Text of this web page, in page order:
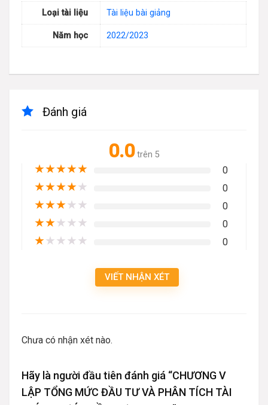
Loại tài liệu Tài liệu bài giảng
Năm học 2022/2023
Đánh giá
0.0 trên 5
★★★★★ 0
★★★★★ 0
★★★★★ 0
★★★★★ 0
★★★★★ 0
VIẾT NHẬN XÉT
Chưa có nhận xét nào.
Hãy là người đầu tiên đánh giá “CHƯƠNG V
LẬP TỔNG MỨC ĐẦU TƯ VÀ PHÂN TÍCH TÀI